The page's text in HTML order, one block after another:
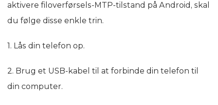
aktivere filoverførsels-MTP-tilstand på Android, skal
du følge disse enkle trin.
1. Lås din telefon op.
2. Brug et USB-kabel til at forbinde din telefon til
din computer.